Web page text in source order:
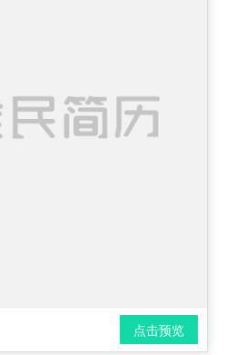
点击预览